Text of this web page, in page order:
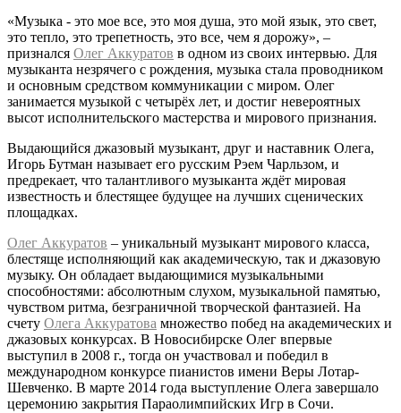
«Музыка - это мое все, это моя душа, это мой язык, это свет,
это тепло, это трепетность, это все, чем я дорожу», –
признался Олег Аккуратов в одном из своих интервью. Для
музыканта незрячего с рождения, музыка стала проводником
и основным средством коммуникации с миром. Олег
занимается музыкой с четырёх лет, и достиг невероятных
высот исполнительского мастерства и мирового признания.
Выдающийся джазовый музыкант, друг и наставник Олега,
Игорь Бутман называет его русским Рэем Чарльзом, и
предрекает, что талантливого музыканта ждёт мировая
известность и блестящее будущее на лучших сценических
площадках.
Олег Аккуратов – уникальный музыкант мирового класса,
блестяще исполняющий как академическую, так и джазовую
музыку. Он обладает выдающимися музыкальными
способностями: абсолютным слухом, музыкальной памятью,
чувством ритма, безграничной творческой фантазией. На
счету Олега Аккуратова множество побед на академических и
джазовых конкурсах. В Новосибирске Олег впервые
выступил в 2008 г., тогда он участвовал и победил в
международном конкурсе пианистов имени Веры Лотар-
Шевченко. В марте 2014 года выступление Олега завершало
церемонию закрытия Параолимпийских Игр в Сочи.